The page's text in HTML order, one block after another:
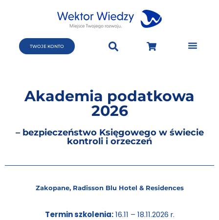
TWOJE KONTO
Akademia podatkowa
2026
– bezpieczeństwo Księgowego w świecie
kontroli i orzeczeń
Zakopane, Radisson Blu Hotel & Residences
Termin szkolenia:16.11 – 18.11.2026 r.